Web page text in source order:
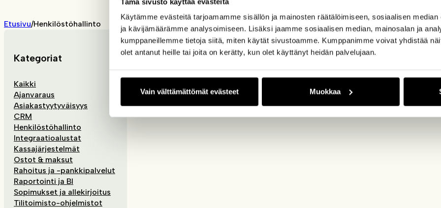
Käytämme evästeitä tarjoamamme sisällön ja mainosten räätälöimiseen, sosiaalisen
ja kävijämäärämme analysoimiseen. Lisäksi jaamme sosiaalisen median, mainosalan ja
kumppaneillemme tietoja siitä, miten käytät sivustoamme. Kumppanimme voivat yhdistää
olet antanut heille tai joita on kerätty, kun olet käyttänyt heidän palvelujaan.
Vain välttämättömät evästeet Muokkaa
Etusivu/Henkilöstöhallinto
Kategoriat
Kaikki
Ajanvaraus
Asiakastyytyväisyys
CRM
Henkilöstöhallinto
Integraatioalustat
Kassajärjestelmät
Ostot & maksut
Rahoitus ja -pankkipalvelut
Raportointi ja BI
Sopimukset ja allekirjoitus
Tilitoimisto-ohjelmistot